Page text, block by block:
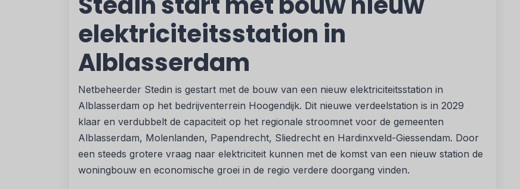
elektriciteitsstation in
Alblasserdam
Netbeheerder Stedin is gestart met de bouw van een nieuw elektriciteitsstation in
Alblasserdam op het bedrijventerrein Hoogendijk. Dit nieuwe verdeelstation is in 2029
klaar en verdubbelt de capaciteit op het regionale stroomnet voor de gemeenten
Alblasserdam, Molenlanden, Papendrecht, Sliedrecht en Hardinxveld-Giessendam. Door
een steeds grotere vraag naar elektriciteit kunnen met de komst van een nieuw station de
woningbouw en economische groei in de regio verdere doorgang vinden.